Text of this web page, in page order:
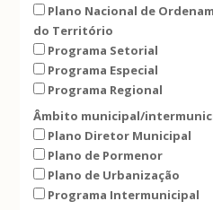
Plano Nacional de
do Território
Programa Setorial
Programa Especial
Programa Regional
Âmbito municipal/
Plano Diretor Municipal
Plano de Pormenor
Plano de Urbanização
Programa Intermunicipal